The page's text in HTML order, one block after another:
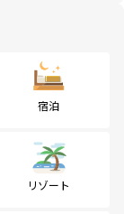
宿泊
リゾート